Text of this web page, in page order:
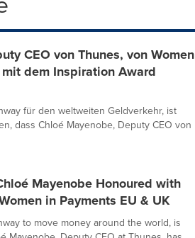
CEO von Thunes, von Women
dem Inspiration Award
für den weltweiten Geldverkehr, ist
dass Chloé Mayenobe, Deputy CEO von
Mayenobe Honoured with
in Payments EU & UK
to move money around the world, is